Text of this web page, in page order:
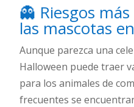
👻 Riesgos
las mascotas
Aunque parezca una
Halloween puede traer
para los animales de
frecuentes se